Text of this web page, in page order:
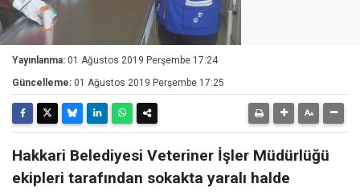
Yayınlanma: 01 Ağustos 2019 Perşembe 17:24
Güncelleme: 01 Ağustos 2019 Perşembe 17:25
Hakkari Belediyesi Veteriner İşler Müdürlüğü
ekipleri tarafından sokakta yaralı halde